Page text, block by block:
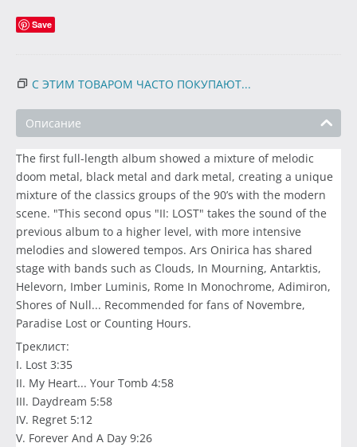
Save
С ЭТИМ ТОВАРОМ ЧАСТО ПОКУПАЮТ...
Описание
The first full-length album showed a mixture of melodic
doom metal, black metal and dark metal, creating a unique
mixture of the classics groups of the 90’s with the modern
scene. "This second opus "II: LOST" takes the sound of the
previous album to a higher level, with more intensive
melodies and slowered tempos. Ars Onirica has shared
stage with bands such as Clouds, In Mourning, Antarktis,
Helevorn, Imber Luminis, Rome In Monochrome, Adimiron,
Shores of Null... Recommended for fans of Novembre,
Paradise Lost or Counting Hours.
Треклист:
I. Lost 3:35
II. My Heart... Your Tomb 4:58
III. Daydream 5:58
IV. Regret 5:12
V. Forever And A Day 9:26